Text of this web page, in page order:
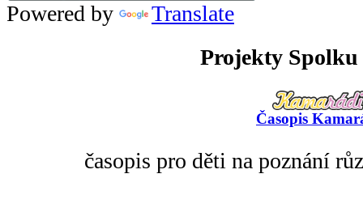
Powered by
Translate
Projekty Spolku
Časopis
časopis pro děti na poznání